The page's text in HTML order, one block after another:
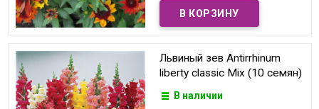
Львиный зев Antirrhinum
liberty classic Mix (10 семян)
В наличии